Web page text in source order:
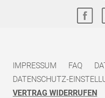
IMPRESSUM FAQ
DATENSCHUTZ-
VERTRAG WIDERRUFEN